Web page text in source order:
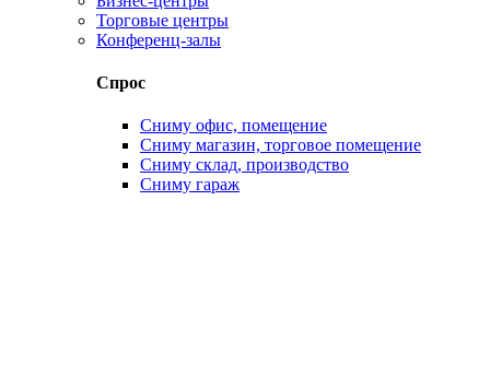
Торговые центры
Конференц-залы
Спрос
Сниму офис, помещение
Сниму магазин, торговое помещение
Сниму склад, производство
Сниму гараж